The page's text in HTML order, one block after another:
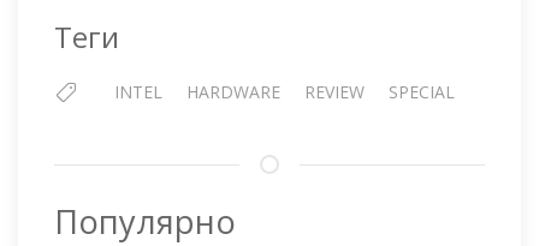
Теги
INTEL HARDWARE REVIEW SPECIAL
Популярно